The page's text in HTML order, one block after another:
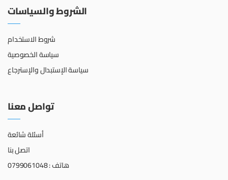
الشروط والسياسات
شروط الاستخدام
سياسة الخصوصية
سياسة الإستبدال والإسترجاع
تواصل معنا
أسئلة شائعة
اتصل بنا
هاتف : 0799061048